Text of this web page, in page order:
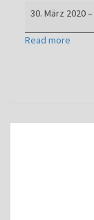
Osterferien
30. März 2020–
Read more